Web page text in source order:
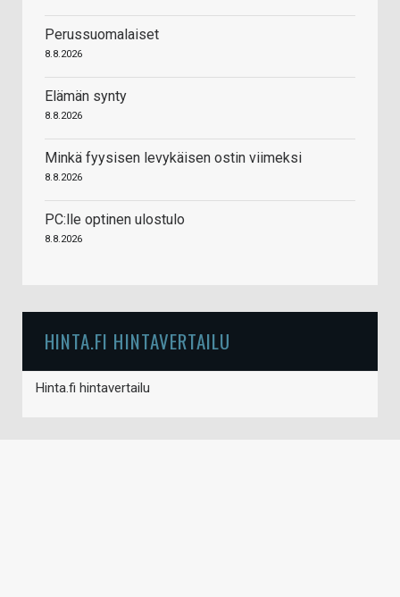
Perussuomalaiset
8.8.2026
Elämän synty
8.8.2026
Minkä fyysisen levykäisen ostin viimeksi
8.8.2026
PC:lle optinen ulostulo
8.8.2026
HINTA.FI HINTAVERTAILU
Hinta.fi hintavertailu